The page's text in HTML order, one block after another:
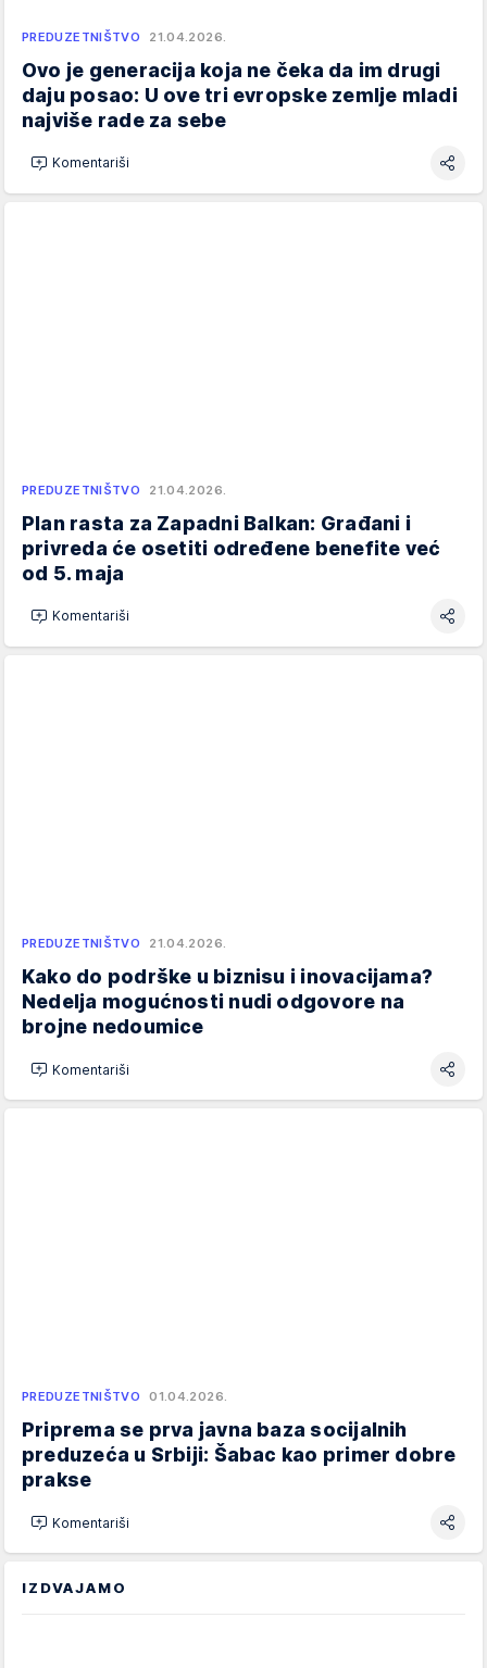
PREDUZETNIŠTVO 21.04.2026.
Ovo je generacija koja ne čeka da im drugi
daju posao: U ove tri evropske zemlje mladi
najviše rade za sebe
Komentariši
PREDUZETNIŠTVO 21.04.2026.
Plan rasta za Zapadni Balkan: Građani i
privreda će osetiti određene benefite već
od 5. maja
Komentariši
PREDUZETNIŠTVO 21.04.2026.
Kako do podrške u biznisu i inovacijama?
Nedelja mogućnosti nudi odgovore na
brojne nedoumice
Komentariši
PREDUZETNIŠTVO 01.04.2026.
Priprema se prva javna baza socijalnih
preduzeća u Srbiji: Šabac kao primer dobre
prakse
Komentariši
IZDVAJAMO